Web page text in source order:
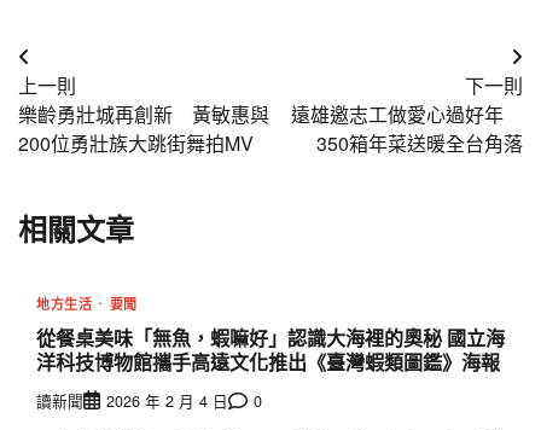
文
章
導
上一則
樂齡勇壯城再創新 黃敏惠與
200位勇壯族大跳街舞拍MV
下一則
遠雄邀志工做愛心過好年
350箱年菜送暖全台角落
相關文章
地方生活 要聞
從餐桌美味「無魚，蝦嘛好」認識大海裡的奧秘 國立海
洋科技博物館攜手高遠文化推出《臺灣蝦類圖鑑》海報
讀新聞 2026 年 2 月 4 日 0